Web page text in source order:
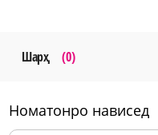
Шарҳ (0)
номатонро нависед